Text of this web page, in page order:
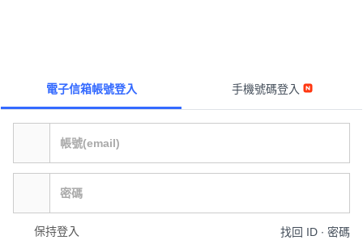
電子信箱帳號登入 手機號碼登入
保持登入 找回 ID ∙ 密碼